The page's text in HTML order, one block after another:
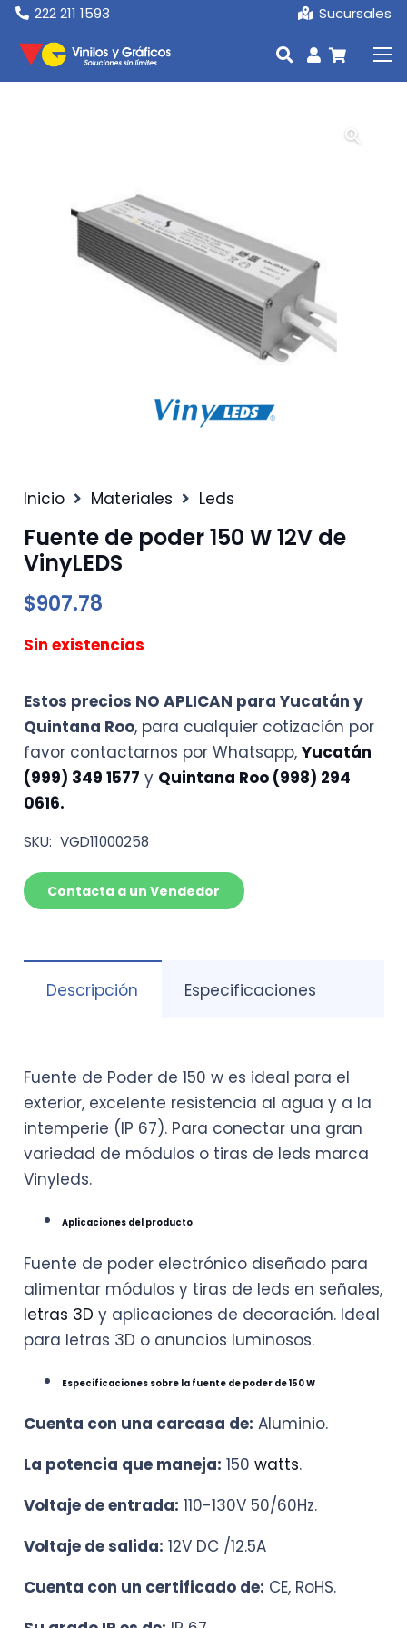
222 211 1593 Sucursales
Inicio Materiales Leds
Fuente de poder 150 W 12V de
VinyLEDS
$907.78
Sin existencias
Estos precios NO APLICAN para Yucatán y
Quintana Roo, para cualquier cotización por
favor contactarnos por Whatsapp, Yucatán
(999) 349 1577 y Quintana Roo (998) 294
0616.
SKU: VGD11000258
Contacta a un Vendedor
Descripción Especificaciones
Fuente de Poder de 150 w es ideal para el
exterior, excelente resistencia al agua y a la
intemperie (IP 67). Para conectar una gran
variedad de módulos o tiras de leds marca
Vinyleds.
Aplicaciones del producto
Fuente de poder electrónico diseñado para
alimentar módulos y tiras de leds en señales,
letras 3D y aplicaciones de decoración. Ideal
para letras 3D o anuncios luminosos.
Especificaciones sobre la fuente de poder de 150 W
Cuenta con una carcasa de: Aluminio.
La potencia que maneja: 150 watts.
Voltaje de entrada: 110-130V 50/60Hz.
Voltaje de salida: 12V DC /12.5A
Cuenta con un certificado de: CE, RoHS.